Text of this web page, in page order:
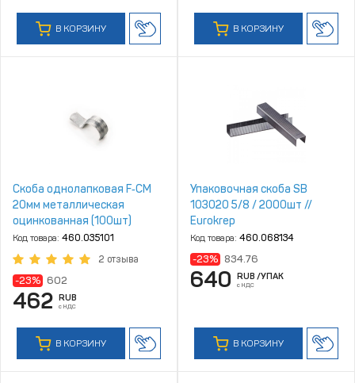
В КОРЗИНУ В КОРЗИНУ
Скоба однолапковая F‑CM
20мм металлическая
оцинкованная (100шт)
Код товара: 460.035101
2 отзыва
-23% 602
462 RUB
с НДС
В КОРЗИНУ
Упаковочная скоба SB
103020 5/8 / 2000шт //
Eurokrep
Код товара: 460.068134
-23% 834.76
640 RUB /УПАК
с НДС
В КОРЗИНУ